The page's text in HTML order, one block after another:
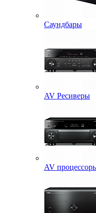
Саундбары
AV Ресиверы
AV